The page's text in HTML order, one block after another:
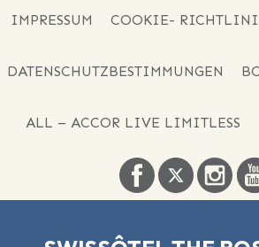
IMPRESSUM COOKIE-
DATENSCHUTZBESTIMMUNGEN
ALL – ACCOR LIVE LIMITLESS